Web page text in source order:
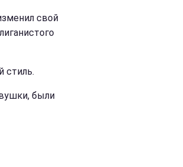
свой
стиль.
были